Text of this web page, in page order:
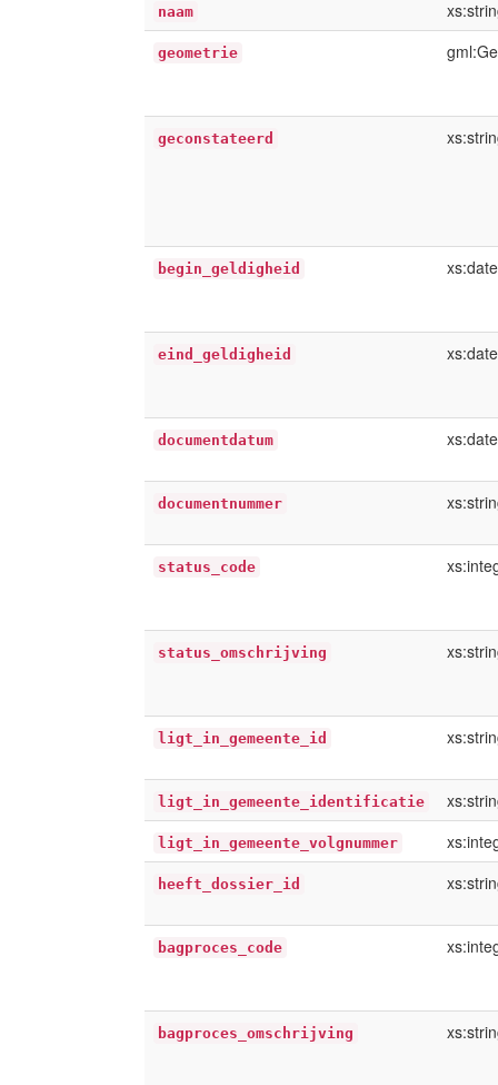
naam
geometrie
geconstateerd
begin_geldigheid
eind_geldigheid
documentdatum xs:date
documentnummer
status_code
status_omschrijving
ligt_in_gemeente_id
ligt_in_gemeente_identificatie
ligt_in_gemeente_volgnummer
heeft_dossier_id
bagproces_code
bagproces_omschrijving